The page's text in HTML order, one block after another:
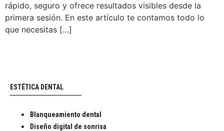
rápido, seguro y ofrece resultados visibles desde la
primera sesión. En este artículo te contamos todo lo
que necesitas […]
ESTÉTICA DENTAL
Blanqueamiento dental
Diseño digital de sonrisa